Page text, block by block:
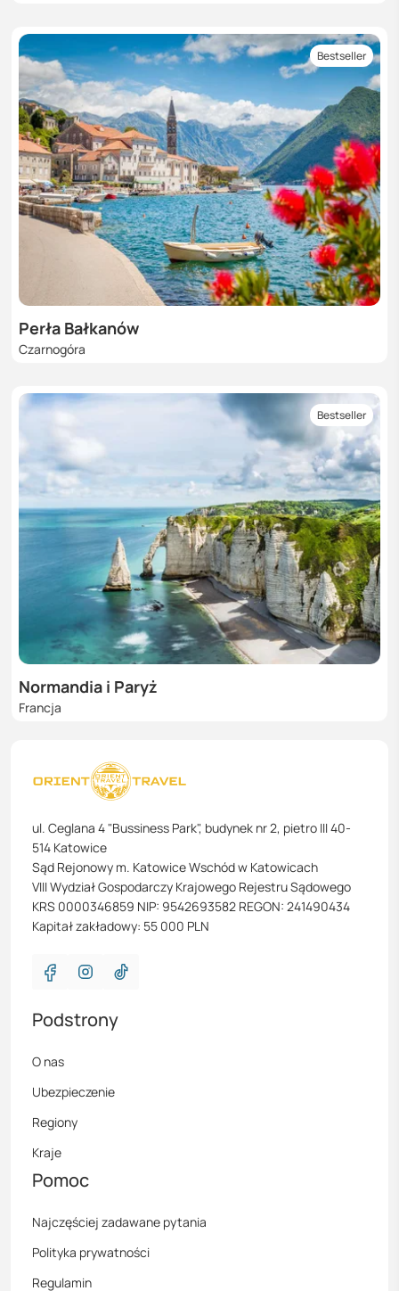
Bestseller
Perła Bałkanów
Czarnogóra
Bestseller
Normandia i Paryż
Francja
ul. Ceglana 4 "Bussiness Park", budynek nr 2, pietro III 40-
514 Katowice
Sąd Rejonowy m. Katowice Wschód w Katowicach
VIII Wydział Gospodarczy Krajowego Rejestru Sądowego
KRS 0000346859 NIP: 9542693582 REGON: 241490434
Kapitał zakładowy: 55 000 PLN
Podstrony
O nas
Ubezpieczenie
Regiony
Kraje
Pomoc
Najczęściej zadawane pytania
Polityka prywatności
Regulamin